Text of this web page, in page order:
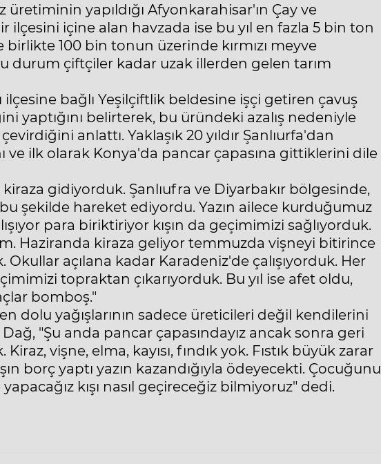
üretiminin yapıldığı Afyonkarahisar'ın Çay ve
ilçesini içine alan havzada ise bu yıl en fazla 5 bin ton
100 bin tonun üzerinde kırmızı meyve
durum çiftçiler kadar uzak illerden gelen tarım
ilçesine bağlı Yeşilçiftlik beldesine işçi getiren çavuş
yaptığını belirterek, bu üründeki azalış nedeniyle
anlattı. Yaklaşık 20 yıldır Şanlıurfa'dan
ve ilk olarak Konya'da pancar çapasına gittiklerini dile
gidiyorduk. Şanlıufra ve Diyarbakır bölgesinde,
şekilde hareket ediyordu. Yazın ailece kurduğumuz
para biriktiriyor kışın da geçimimizi sağlıyorduk.
Haziranda kiraza geliyor temmuzda vişneyi bitirince
Okullar açılana kadar Karadeniz'de çalışıyorduk. Her
topraktan çıkarıyorduk. Bu yıl ise afet oldu,
bomboş."
dolu yağışlarının sadece üreticileri değil kendilerini
"Şu anda pancar çapasındayız ancak sonra geri
vişne, elma, kayısı, fındık yok. Fıstık büyük zarar
borç yaptı yazın kazandığıyla ödeyecekti. Çocuğunu
kışı nasıl geçireceğiz bilmiyoruz" dedi.